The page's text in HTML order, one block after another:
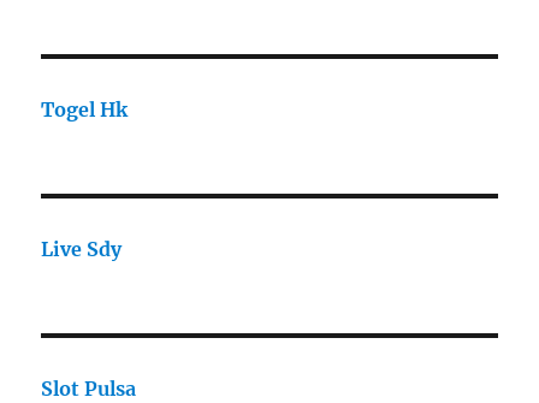
Togel Hk
Live Sdy
Slot Pulsa